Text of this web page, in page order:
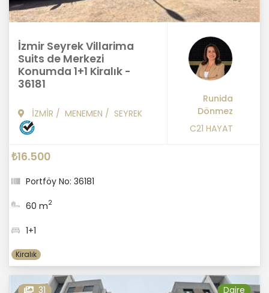
İzmir Seyrek Villarima
Suits de Merkezi
Konumda 1+1 Kiralık -
36181
İZMİR / MENEMEN / SEYREK
Runida
Dönmez
C21 HAYAT
₺16.500
Portföy No: 36181
60 m2
1+1
Kiralık
31 Daire